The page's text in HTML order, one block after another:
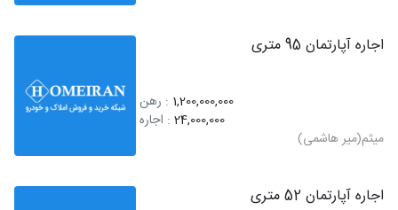
اجاره آپارتمان 95 متری
1,200,000,000 : رهن
24,000,000 : اجاره
میثم(میر هاشمی)
اجاره آپارتمان 52 متری